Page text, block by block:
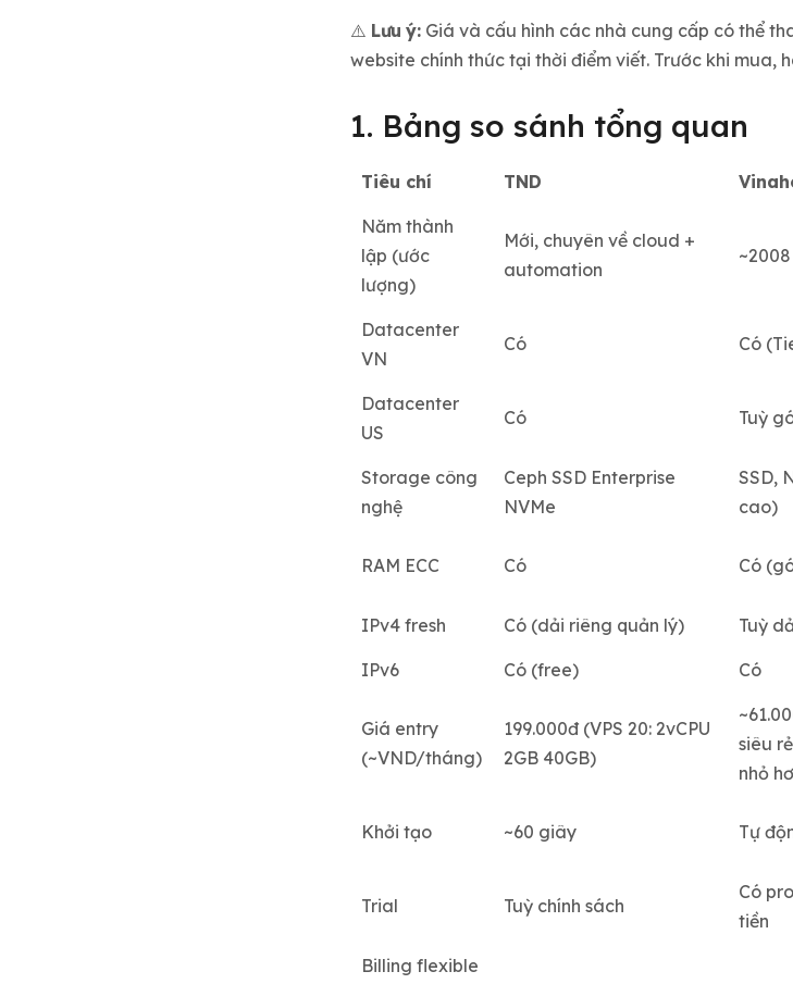
⚠️ Lưu ý:Giá và cấu hình các nhà cung cấp có thể
website chính thức tại thời điểm viết. Trước khi
1. Bảng so sánh tổng quan
Tiêu chí TND
Năm thành
lập (ước
lượng)
Mới, chuyên về cloud +
automation
~2008
Datacenter
VN
Có Có
Datacenter
US
Có Tuỳ
Storage công
nghệ
Ceph SSD Enterprise
NVMe
SSD,
cao)
RAM ECC Có Có
IPv4 fresh Có (dải riêng quản lý) Tuỳ
IPv6 Có (free) Có
Giá entry
(~VND/tháng)
199.000đ (VPS 20: 2vCPU
2GB 40GB)
siêu
nhỏ
Khởi tạo ~60 giây Tự
Trial Tuỳ chính sách
Có
tiền
Billing flexible